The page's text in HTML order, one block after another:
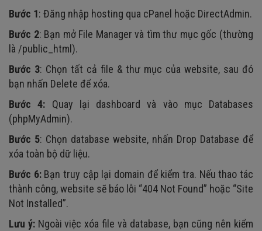
Bước 1: Đăng nhập hosting qua cPanel hoặc DirectAdmin.
Bước 2: Bạn mở File Manager và tìm thư mục gốc (thường
là /public_html).
Bước 3: Chọn tất cả file & thư mục của website, sau đó
bạn nhấn Delete để xóa.
Bước 4: Quay lại dashboard và vào mục Databases
(phpMyAdmin).
Bước 5: Chọn database website, nhấn Drop Database để
xóa toàn bộ dữ liệu.
Bước 6:Bạn truy cập lại domain để kiểm tra. Nếu thao tác
thành công, website sẽ báo lỗi “404 Not Found” hoặc “Site
Not Installed”.
Lưu ý:Ngoài việc xóa file và database, bạn cũng nên kiểm